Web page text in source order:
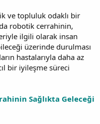
ve topluluk odaklı bir
robotik cerrahinin,
ilgili olarak insan
üzerinde durulması
hastalarıyla daha az
bir iyileşme süreci
Sağlıkta Geleceği